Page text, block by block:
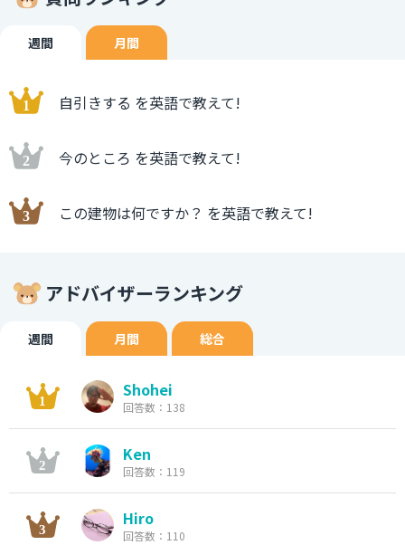
週間 月間
自引きする を英語で教えて!
今のところ を英語で教えて!
この建物は何ですか？ を英語で教えて!
アドバイザーランキング
週間 月間 総合
Shohei
回答数：138
Ken
回答数：119
Hiro
回答数：110